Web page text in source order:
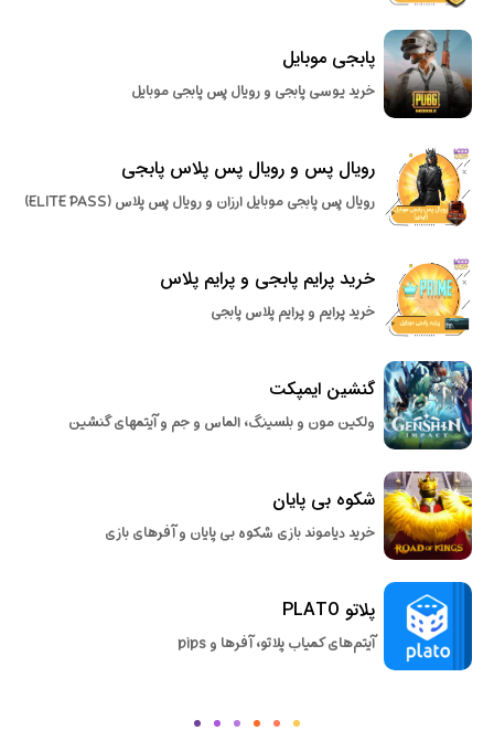
پابجی موبایل
خرید یوسی پابجی و رویال پس پابجی موبایل
رویال پس و رویال پس پلاس پابجی
رویال پس پابجی موبایل ارزان و رویال پس پلاس (ELITE PASS)
خرید پرایم پابجی و پرایم پلاس
خرید پرایم و پرایم پلاس پابجی
گنشین ایمپکت
ولکین مون و بلسینگ، الماس و جم و آیتمهای گنشین
شکوه بی پایان
خرید دیاموند بازی شکوه بی پایان و آفرهای بازی
پلاتو PLATO
آیتم‌های کمیاب پلاتو، آفرها و pips